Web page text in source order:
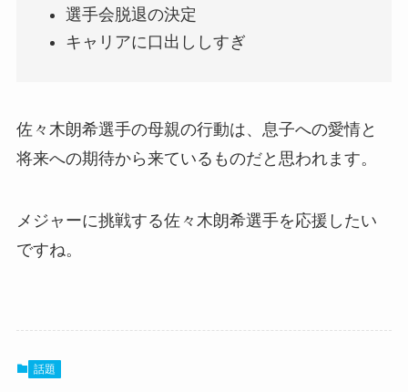
選手会脱退の決定
キャリアに口出ししすぎ
佐々木朗希選手の母親の行動は、息子への愛情と
将来への期待から来ているものだと思われます。
メジャーに挑戦する佐々木朗希選手を応援したい
ですね。
話題